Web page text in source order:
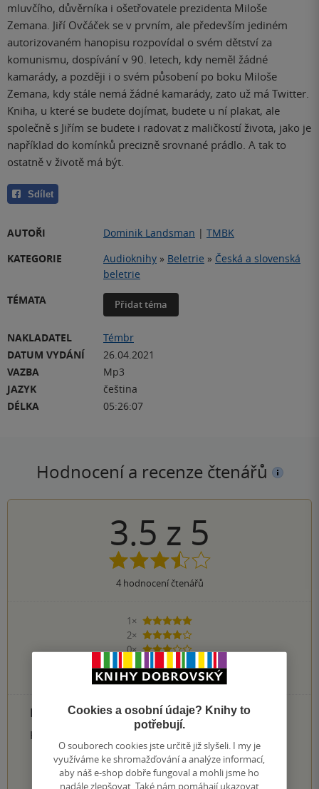
mluvčího, důvěrníka i ošetřovatele prezidenta Miloše
Zemana. Jiří Ovčáček se v prvním, ale především jediném
autorizovaném hanopisu rozpovídal o svém dětství za
komunismu, dospívání v 90. letech, kdy neměl žádné
kamarády, a později i o svém působení po boku Miloše
Zemana, kdy stále nemá žádné kamarády, zato už má Twitter.
Kniha, u které se budete dojímat, budete u ní plakat, ale
společně s Jiřím se budete i radovat z maličkostí života, jako je
například do komínků precizně srovnané prádlo. A tak to
ostatně v životě má být.
Sdílet
AUTOŘI Dominik Landsman | TMBK
KATEGORIE
Audioknihy » Beletrie » Česká a slovenská
beletrie
TÉMATA
Přidat téma
NAKLADATEL
Témbr
DATUM VYDÁNÍ
26.04.2021
VAZBA
Mp3
JAZYK
čeština
DÉLKA
05:26:07
Hodnocení a recenze čtenářů
3.5 z 5
4hodnocení čtenářů
1×
5 hvězdiček
2×
4 hvězdičky
0×
3 hvězdičky
2 hvězdičky
1×
1 hvezdička
PŘIDEJTE SVÉ HODNOCENÍ PRODUKTU
Hodnocení našich knihkupců: 0.0 z 5
1 2 3 4 5
Cookies a osobní údaje? Knihy to
potřebují.
O souborech cookies jste určitě již slyšeli. I my je
využíváme ke shromažďování a analýze informací,
aby náš e-shop dobře fungoval a mohli jsme ho
nadále zlepšovat. Také nám pomáhají ukazovat